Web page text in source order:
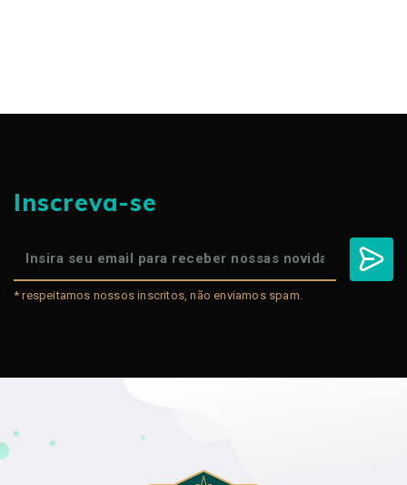
Inscreva-se
* respeitamos nossos inscritos, não enviamos spam.